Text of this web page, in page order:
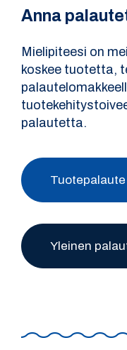
Anna
Mielipiteesi on
koskee tuotetta,
palautetta.
Tuotepalaute
Yleinen